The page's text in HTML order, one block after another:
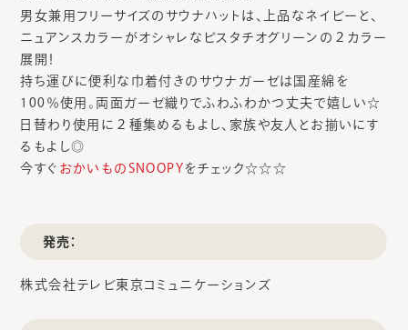
男女兼用フリーサイズのサウナハットは、上品なネイビーと、
ニュアンスカラーがオシャレなピスタチオグリーンの２カラー
展開！
持ち運びに便利な巾着付きのサウナガーゼは国産綿を
100％使用。両面ガーゼ織りでふわふわかつ丈夫で嬉しい☆
日替わり使用に２種集めるもよし、家族や友人とお揃いにす
るもよし◎
今すぐ おかいものSNOOPY をチェック☆☆☆
発売：
株式会社テレビ東京コミュニケーションズ